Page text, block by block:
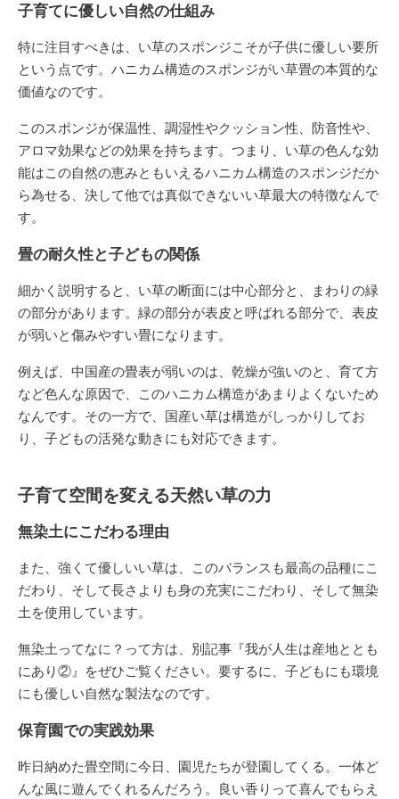
子育てに優しい自然の仕組み
特に注目すべきは、い草のスポンジこそが子供に優しい要所
という点です。ハニカム構造のスポンジがい草畳の本質的な
価値なのです。
このスポンジが保温性、調湿性やクッション性、防音性や、
アロマ効果などの効果を持ちます。つまり、い草の色んな効
能はこの自然の恵みともいえるハニカム構造のスポンジだか
ら為せる、決して他では真似できないい草最大の特徴なんで
す。
畳の耐久性と子どもの関係
細かく説明すると、い草の断面には中心部分と、まわりの緑
の部分があります。緑の部分が表皮と呼ばれる部分で、表皮
が弱いと傷みやすい畳になります。
例えば、中国産の畳表が弱いのは、乾燥が強いのと、育て方
など色んな原因で、このハニカム構造があまりよくないため
なんです。その一方で、国産い草は構造がしっかりしてお
り、子どもの活発な動きにも対応できます。
子育て空間を変える天然い草の力
無染土にこだわる理由
また、強くて優しいい草は、このバランスも最高の品種にこ
だわり、そして長さよりも身の充実にこだわり、そして無染
土を使用しています。
無染土ってなに？って方は、別記事『我が人生は産地ととも
にあり②』をぜひご覧ください。要するに、子どもにも環境
にも優しい自然な製法なのです。
保育園での実践効果
昨日納めた畳空間に今日、園児たちが登園してくる。一体ど
んな風に遊んでくれるんだろう。良い香りって喜んでもらえ